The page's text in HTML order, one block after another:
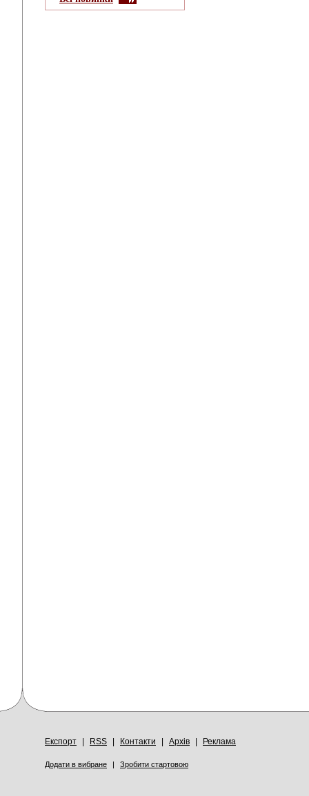
Експорт RSS Контакти Архів Реклама
Додати в вибране | Зробити стартовою